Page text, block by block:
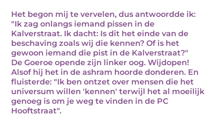
Het begon mij te vervelen, dus antwoordde ik:
"Ik zag onlangs iemand pissen in de
Kalverstraat. Ik dacht: Is dit het einde van de
beschaving zoals wij die kennen? Of is het
gewoon iemand die pist in de Kalverstraat?"
De Goeroe opende zijn linker oog. Wijdopen!
Alsof hij het in de ashram hoorde donderen. En
fluisterde: "Ik ben ontzet over mensen die het
universum willen 'kennen' terwijl het al moeilijk
genoeg is om je weg te vinden in de PC
Hooftstraat".